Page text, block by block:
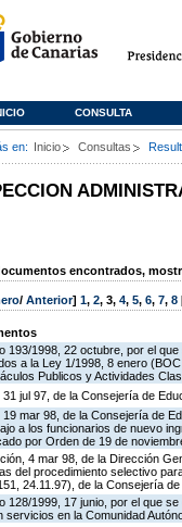
CONSULTA
en: Inicio Consultas
encontrados,
/ Anterior] 1, 2, 3, 4, 5, 6, 7, 8
193/1998, 22 octubre, por el
a la Ley 1/1998, 8 enero
Publicos y Actividades
jul 97, de la Consejería de
mar 98, de la Consejería de
a los funcionarios de nuevo
por Orden de 19 de
4 mar 98, de la Dirección
del procedimiento selectivo
24.11.97), de la Consejería
128/1999, 17 junio, por el que
servicios en la Comunidad